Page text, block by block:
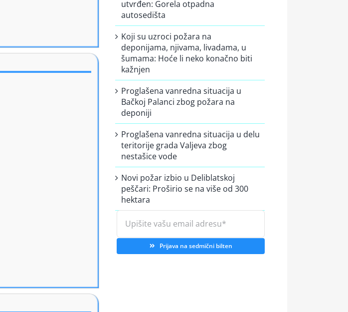
utvrđen: Gorela otpadna
autosedišta
Koji su uzroci požara na
deponijama, njivama, livadama, u
šumama: Hoće li neko konačno biti
kažnjen
Proglašena vanredna situacija u
Bačkoj Palanci zbog požara na
deponiji
Proglašena vanredna situacija u delu
teritorije grada Valjeva zbog
nestašice vode
Novi požar izbio u Deliblatskoj
peščari: Proširio se na više od 300
hektara
Prijava na sedmični bilten